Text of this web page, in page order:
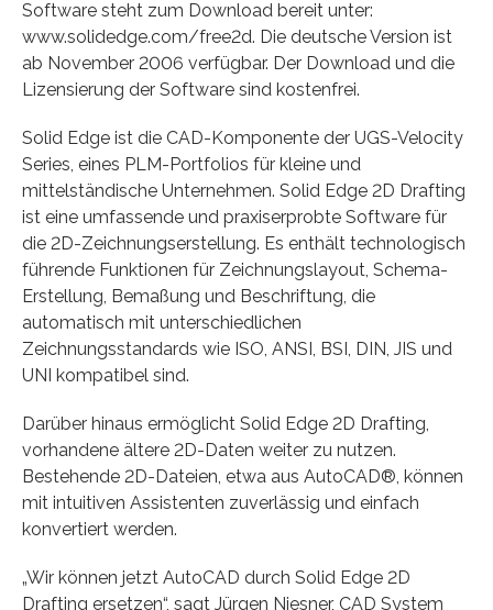
Software steht zum Download bereit unter:
www.solidedge.com/free2d. Die deutsche Version ist
ab November 2006 verfügbar. Der Download und die
Lizensierung der Software sind kostenfrei.
Solid Edge ist die CAD-Komponente der UGS-Velocity
Series, eines PLM-Portfolios für kleine und
mittelständische Unternehmen. Solid Edge 2D Drafting
ist eine umfassende und praxiserprobte Software für
die 2D-Zeichnungserstellung. Es enthält technologisch
führende Funktionen für Zeichnungslayout, Schema-
Erstellung, Bemaßung und Beschriftung, die
automatisch mit unterschiedlichen
Zeichnungsstandards wie ISO, ANSI, BSI, DIN, JIS und
UNI kompatibel sind.
Darüber hinaus ermöglicht Solid Edge 2D Drafting,
vorhandene ältere 2D-Daten weiter zu nutzen.
Bestehende 2D-Dateien, etwa aus AutoCAD®, können
mit intuitiven Assistenten zuverlässig und einfach
konvertiert werden.
„Wir können jetzt AutoCAD durch Solid Edge 2D
Drafting ersetzen“, sagt Jürgen Niesner, CAD System